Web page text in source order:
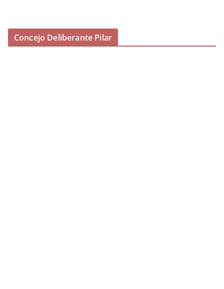
Concejo Deliberante Pilar